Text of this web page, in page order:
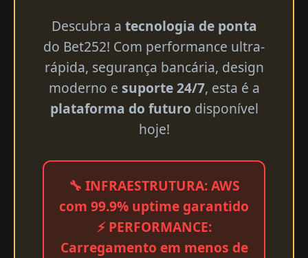
Descubra a tecnologia de ponta
do Bet252! Com performance ultra-
rápida, segurança bancária, design
moderno e suporte 24/7, esta é a
plataforma do futuro disponível
hoje!
🔧 INFRAESTRUTURA: AWS
com 99.9% uptime garantido
⚡ PERFORMANCE:
Carregamento em menos de